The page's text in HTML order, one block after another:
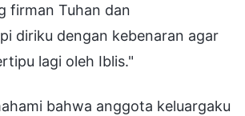
firman Tuhan dan
diriku dengan kebenaran agar
lagi oleh Iblis."
bahwa anggota keluargaku